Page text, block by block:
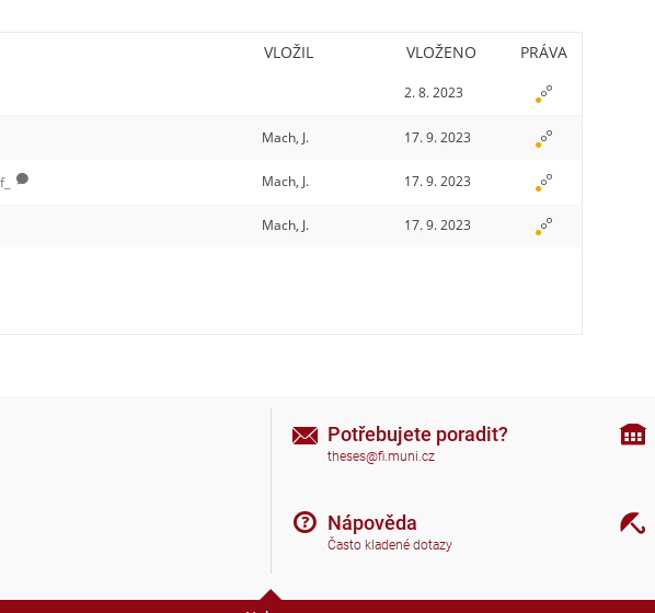
VLOŽIL VLOŽENO PRÁVA
2. 8. 2023
Mach, J. 17. 9. 2023
Mach, J. 17. 9. 2023
Mach, J. 17. 9. 2023
Potřebujete poradit?
theses@fi.muni.cz
Nápověda
Často kladené dotazy